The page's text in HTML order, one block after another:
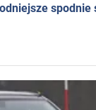
spodnie